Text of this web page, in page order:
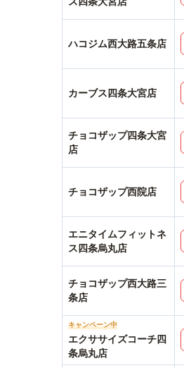
ハコジム西大路五条店
カーブス四条大宮店
チョコザップ四条大宮
店
チョコザップ西院店
エニタイムフィットネ
ス四条烏丸店
チョコザップ西大路三
条店
キャンペーン中
エクササイズコーチ四
条烏丸店